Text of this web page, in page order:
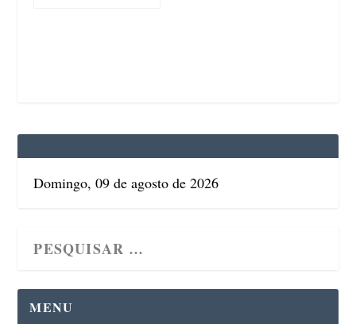
Domingo, 09 de agosto de 2026
MENU